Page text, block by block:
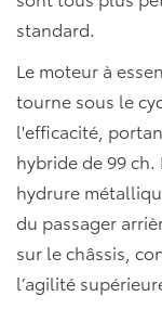
standard.
Le moteur à
tourne sous le
l'efficacité,
hybride de 99
hydrure
du passager
sur le châssis,
l’agilité